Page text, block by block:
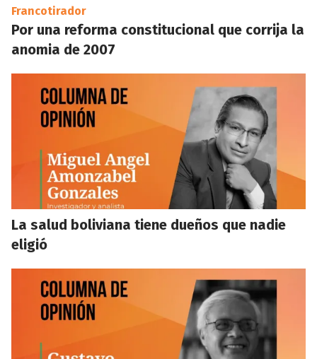
Francotirador
Por una reforma constitucional que corrija la
anomia de 2007
La salud boliviana tiene dueños que nadie
eligió